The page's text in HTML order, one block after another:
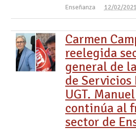
Enseñanza 12/02/2021
Carmen
reelegida
general de
de Servicios
UGT.
continúa al
sector de